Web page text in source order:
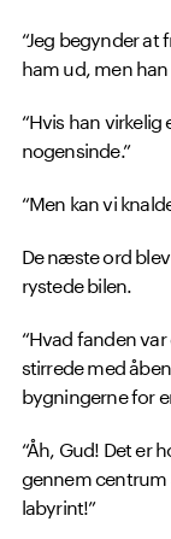
“Jeg begynder
ham ud, men han
“Hvis han
nogensinde.”
“Men kan vi
De næste ord
rystede bilen.
“Hvad fanden
stirrede med
bygningerne for
“Åh, Gud! Det er
gennem centrum
labyrint!”